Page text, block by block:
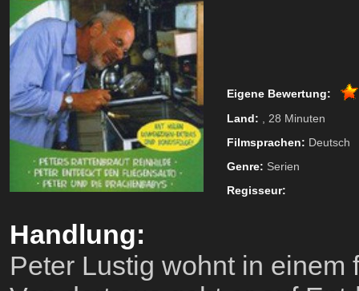
Eigene Bewertung:
Land: , 28 Minuten
Filmsprachen: Deutsch
Genre: Serien
Regisseur:
Handlung:
Peter Lustig wohnt in